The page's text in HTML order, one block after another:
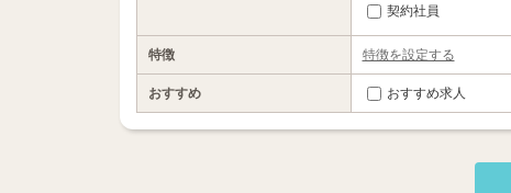
契約社員
特徴 特徴を設定する
おすすめ おすすめ求人